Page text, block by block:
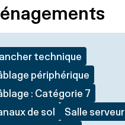
technique
périphérique
: Catégorie 7
de sol
Salle serveur